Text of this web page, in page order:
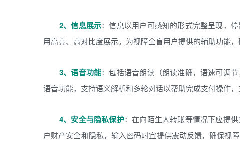
2、信息展示：信息以用户可感知的形式完整呈现，
用高亮、高对比度展示。为视障全盲用户提供的辅助功能
3、语音功能：包括语音朗读（朗读准确，语速可调
语音功能，支持语义解析和多轮对话以帮助完成支付操作，
4、安全与隐私保护：在向陌生人转账等情况下应提
户财产安全和隐私，输入密码时宜提供震动反馈，确保视